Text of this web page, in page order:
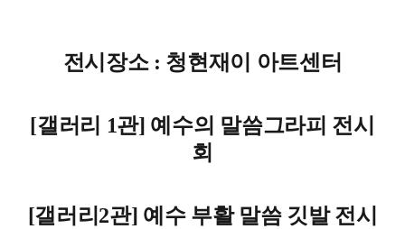
전시장소 : 청현재이 아트센터
[갤러리 1관] 예수의 말씀그라피 전시
회
[갤러리2관] 예수 부활 말씀 깃발 전시